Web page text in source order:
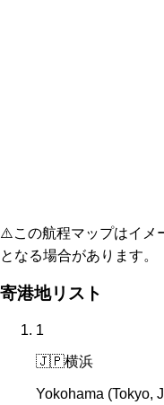
⚠️この航程マップはイメ
となる場合があります。
寄港地リスト
1
🇯🇵横浜
Yokohama (Tokyo,